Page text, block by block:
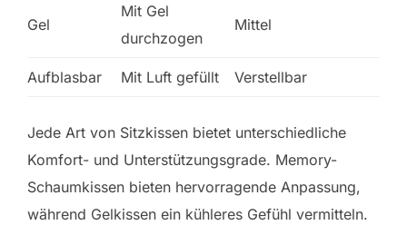
Gel
Mit Gel
durchzogen
Mittel
Aufblasbar Mit Luft gefüllt Verstellbar
Jede Art von Sitzkissen bietet unterschiedliche
Komfort- und Unterstützungsgrade. Memory-
Schaumkissen bieten hervorragende Anpassung,
während Gelkissen ein kühleres Gefühl vermitteln.